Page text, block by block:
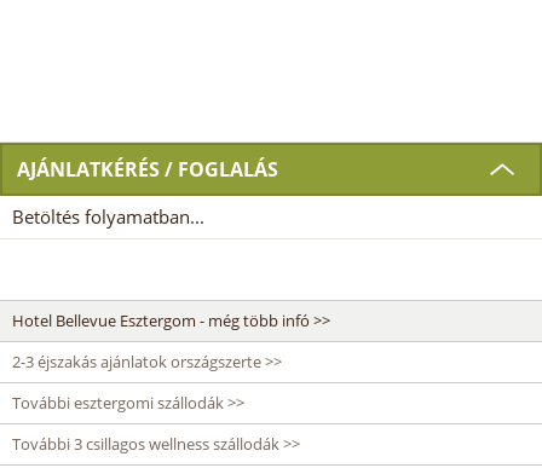
AJÁNLATKÉRÉS / FOGLALÁS
Betöltés folyamatban...
Hotel Bellevue Esztergom - még több infó >>
2-3 éjszakás ajánlatok országszerte >>
További esztergomi szállodák >>
További 3 csillagos wellness szállodák >>